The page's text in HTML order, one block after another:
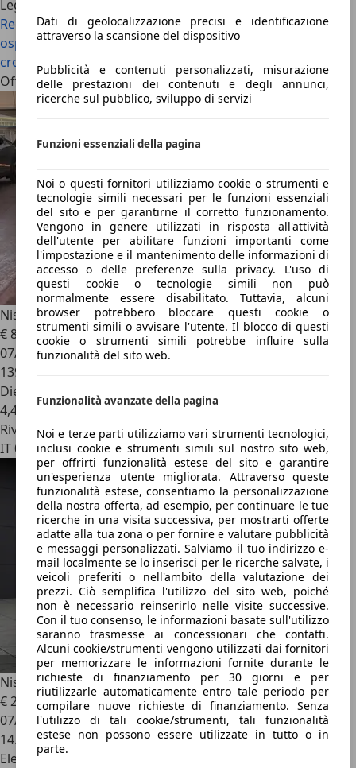
Dati di geolocalizzazione precisi e identificazione
attraverso la scansione del dispositivo
Pubblicità e contenuti personalizzati, misurazione
delle prestazioni dei contenuti e degli annunci,
ricerche sul pubblico, sviluppo di servizi
Funzioni essenziali della pagina
Noi o questi fornitori utilizziamo cookie o strumenti e
tecnologie simili necessari per le funzioni essenziali
del sito e per garantirne il corretto funzionamento.
Vengono in genere utilizzati in risposta all'attività
dell'utente per abilitare funzioni importanti come
l'impostazione e il mantenimento delle informazioni di
accesso o delle preferenze sulla privacy. L'uso di
questi cookie o tecnologie simili non può
normalmente essere disabilitato. Tuttavia, alcuni
browser potrebbero bloccare questi cookie o
strumenti simili o avvisare l'utente. Il blocco di questi
cookie o strumenti simili potrebbe influire sulla
funzionalità del sito web.
Funzionalità avanzate della pagina
Noi e terze parti utilizziamo vari strumenti tecnologici,
inclusi cookie e strumenti simili sul nostro sito web,
per offrirti funzionalità estese del sito e garantire
un'esperienza utente migliorata. Attraverso queste
funzionalità estese, consentiamo la personalizzazione
della nostra offerta, ad esempio, per continuare le tue
ricerche in una visita successiva, per mostrarti offerte
adatte alla tua zona o per fornire e valutare pubblicità
e messaggi personalizzati. Salviamo il tuo indirizzo e-
mail localmente se lo inserisci per le ricerche salvate, i
veicoli preferiti o nell'ambito della valutazione dei
prezzi. Ciò semplifica l'utilizzo del sito web, poiché
non è necessario reinserirlo nelle visite successive.
Con il tuo consenso, le informazioni basate sull'utilizzo
saranno trasmesse ai concessionari che contatti.
Alcuni cookie/strumenti vengono utilizzati dai fornitori
per memorizzare le informazioni fornite durante le
richieste di finanziamento per 30 giorni e per
riutilizzarle automaticamente entro tale periodo per
compilare nuove richieste di finanziamento. Senza
l'utilizzo di tali cookie/strumenti, tali funzionalità
estese non possono essere utilizzate in tutto o in
parte.
Leggi anche
Recensione Nissan X-Trail: il SUV giapponese è in grado di
ospitare fino a 7 personeRecensione Nissan Juke: il
crossover “esperto” ha ancora parecchio da dare
Offerte attuali
Nissan Qashqai dCi 130 2WD Tekna
€ 8.500
07/2014
139.087 km
Diesel
4,4 l/100 km (comb.)
Rivenditore
IT 00166
Nissan QashqaiQashqai MHEV 140 CV Acenta
€ 21.800
07/2025
14.050 km
Elettrica/Benzina